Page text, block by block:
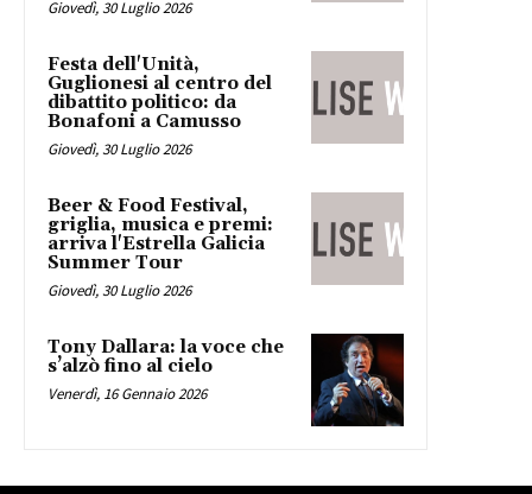
Giovedì, 30 Luglio 2026
Festa dell'Unità,
Guglionesi al centro del
dibattito politico: da
Bonafoni a Camusso
Giovedì, 30 Luglio 2026
Beer & Food Festival,
griglia, musica e premi:
arriva l'Estrella Galicia
Summer Tour
Giovedì, 30 Luglio 2026
Tony Dallara: la voce che
s’alzò fino al cielo
Venerdì, 16 Gennaio 2026